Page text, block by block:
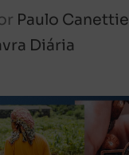
Paulo
Diária